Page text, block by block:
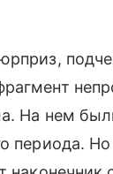
На нем
периода.